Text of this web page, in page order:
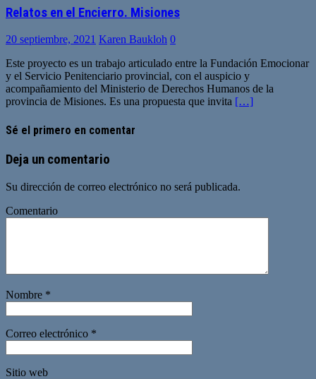
Relatos en el Encierro. Misiones
20 septiembre, 2021 Karen Baukloh 0
Este proyecto es un trabajo articulado entre la Fundación Emocionar
y el Servicio Penitenciario provincial, con el auspicio y
acompañamiento del Ministerio de Derechos Humanos de la
provincia de Misiones. Es una propuesta que invita […]
Sé el primero en comentar
Deja un comentario
Su dirección de correo electrónico no será publicada.
Comentario
Nombre *
Correo electrónico *
Sitio web